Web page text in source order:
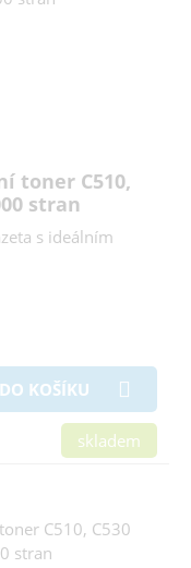
toner C510,
stran
s ideálním
DO KOŠÍKU
skladem